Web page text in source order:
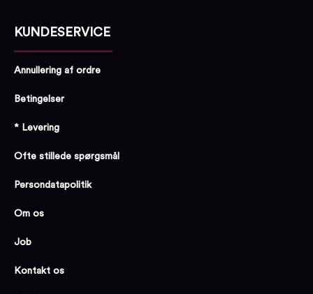
KUNDESERVICE
Annullering af ordre
Betingelser
* Levering
Ofte stillede spørgsmål
Persondatapolitik
Om os
Job
Kontakt os